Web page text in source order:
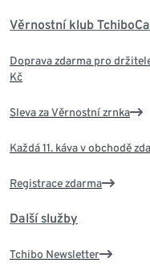
Věrnostní klub
Doprava zdarma pro
Kč
Sleva za Věrnostní zrnka
Každá 11. káva v obchodě
Registrace zdarma
Další služby
Tchibo Newsletter